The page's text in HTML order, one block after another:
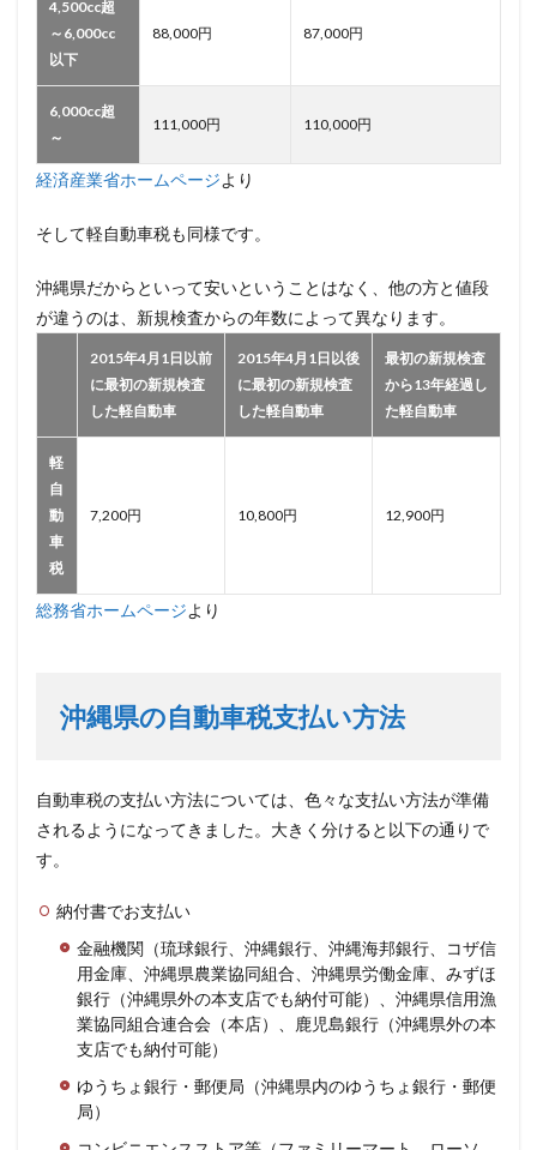
4,500cc超
～6,000cc
以下
88,000円 87,000円
6,000cc超
～
111,000円 110,000円
経済産業省ホームページより
そして軽自動車税も同様です。
沖縄県だからといって安いということはなく、他の方と値段
が違うのは、新規検査からの年数によって異なります。
2015年4月1日以前
に最初の新規検査
した軽自動車
2015年4月1日以後
に最初の新規検査
した軽自動車
最初の新規検査
から13年経過し
た軽自動車
軽
自
動
車
税
7,200円 10,800円 12,900円
総務省ホームページより
沖縄県の自動車税支払い方法
自動車税の支払い方法については、色々な支払い方法が準備
されるようになってきました。大きく分けると以下の通りで
す。
納付書でお支払い
金融機関（琉球銀行、沖縄銀行、沖縄海邦銀行、コザ信
用金庫、沖縄県農業協同組合、沖縄県労働金庫、みずほ
銀行（沖縄県外の本支店でも納付可能）、沖縄県信用漁
業協同組合連合会（本店）、鹿児島銀行（沖縄県外の本
支店でも納付可能）
ゆうちょ銀行・郵便局（沖縄県内のゆうちょ銀行・郵便
局）